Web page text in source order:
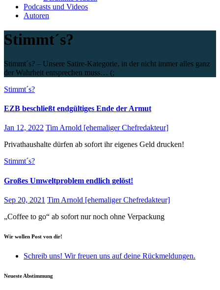
Podcasts und Videos
Autoren
Stimmt´s?
Stimmt´s? – Unsere Satire-Kategorie, in der nicht immer alles ganz
der Wahrheit entsprechen muss… (;
Stimmt´s?
EZB beschließt endgültiges Ende der Armut
Jan 12, 2022 Tim Arnold [ehemaliger Chefredakteur]
Privathaushalte dürfen ab sofort ihr eigenes Geld drucken!
Stimmt´s?
Großes Umweltproblem endlich gelöst!
Sep 20, 2021 Tim Arnold [ehemaliger Chefredakteur]
„Coffee to go“ ab sofort nur noch ohne Verpackung
Wir wollen Post von dir!
Schreib uns! Wir freuen uns auf deine Rückmeldungen.
Neueste Abstimmung